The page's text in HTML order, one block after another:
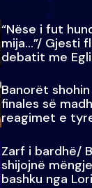
“Nëse i fut
mija…”/ Gjesti
debatit me
paralajmëroj
Banorët
finales së
reagimet e
Zarf i bardhë/
shijojnë
bashku nga